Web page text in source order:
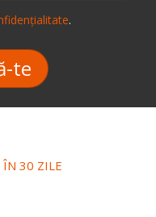
.
te
ÎN 30 ZILE